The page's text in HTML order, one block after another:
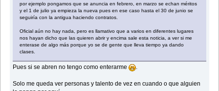
por ejemplo pongamos que se anuncia en febrero, en marzo se echan méritos
y el 1 de julio ya empieza la nueva pues en ese caso hasta el 30 de junio se
seguiría con la antigua haciendo contratos.
Oficial aún no hay nada, pero es llamativo que a varios en diferentes lugares
nos hayan dicho que las quieren abrir y encima sale esta noticia, a ver si me
enterase de algo más porque yo se de gente que lleva tiempo ya dando
clases.
Pues si se abren no tengo como enterarme
Solo me queda ver personas y talento de vez en cuando o que alguien